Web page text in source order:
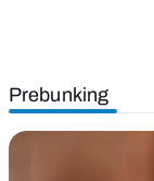
Prebunking